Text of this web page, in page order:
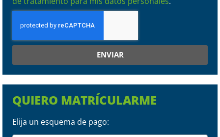
ENVIAR
QUIERO MATRÍCULARME
Elija un esquema de pago: